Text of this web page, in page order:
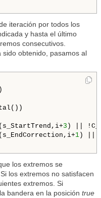
iteración por todos los
y hasta el último
consecutivos.
sido obtenido, pasamos al
3 ) ||
1 ) ||
los extremos se
los extremos no satisfacen
extremos. Si
bandera en la posición true